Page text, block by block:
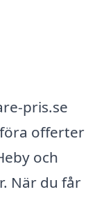
pris.se
offerter
och
När du får